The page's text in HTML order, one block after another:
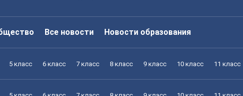
Все новости Новости образования
5 класс 6 класс 7 класс 8 класс 9 класс 10 класс 11 класс